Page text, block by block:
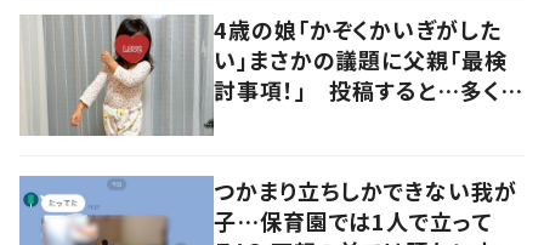
4歳の娘「かぞくかいぎがした
い」まさかの議題に父親「最検
討事項！」 投稿すると…多くの
つかまり立ちしかできない我が
子…保育園では1人で立って